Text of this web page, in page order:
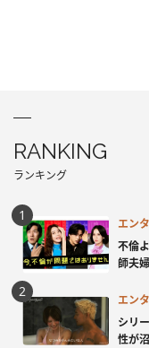
RANKING
ランキング
エン
不倫
師夫
エン
シリ
性が